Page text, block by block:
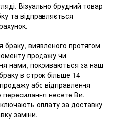
Візуально брудний товар
та відправляється
браку, виявленого протягом
продажу чи
нами, покриваються за наш
в строк більше 14
або відправлення
пересилання несете Ви.
оплату за доставку
заміни.